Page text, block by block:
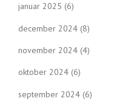
januar 2025 (6)
december 2024 (8)
november 2024 (4)
oktober 2024 (6)
september 2024 (6)